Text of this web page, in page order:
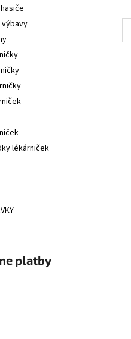
lékárniček
platby